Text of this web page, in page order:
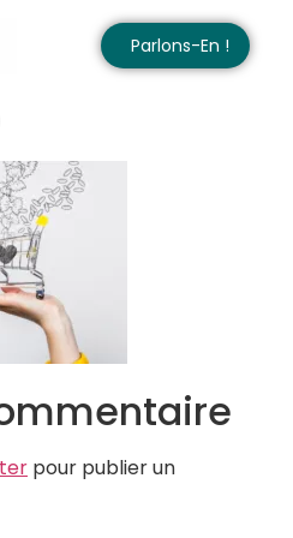
Parlons-En !
pour publier un